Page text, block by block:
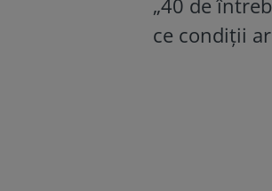
ce condiții